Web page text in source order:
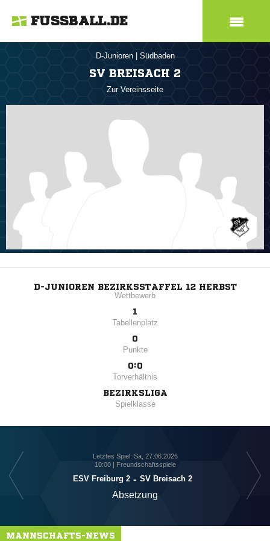
FUSSBALL.DE
D-Junioren Südbaden
SV BREISACH 2
Zur Vereinsseite
D-JUNIOREN BEZIRKSSTAFFEL 12 HERBST
Wettbewerb
1
Tabellenplatz
0
Punkte
0:0
Torverhältnis
BEZIRKSLIGA
Spielklasse
Letztes Spiel: Sa, 27.06.2026
10:00 | Freundschaftsspiele
ESV Freiburg 2 - SV Breisach 2
Absetzung
MANNSCHAFTS-NEWS